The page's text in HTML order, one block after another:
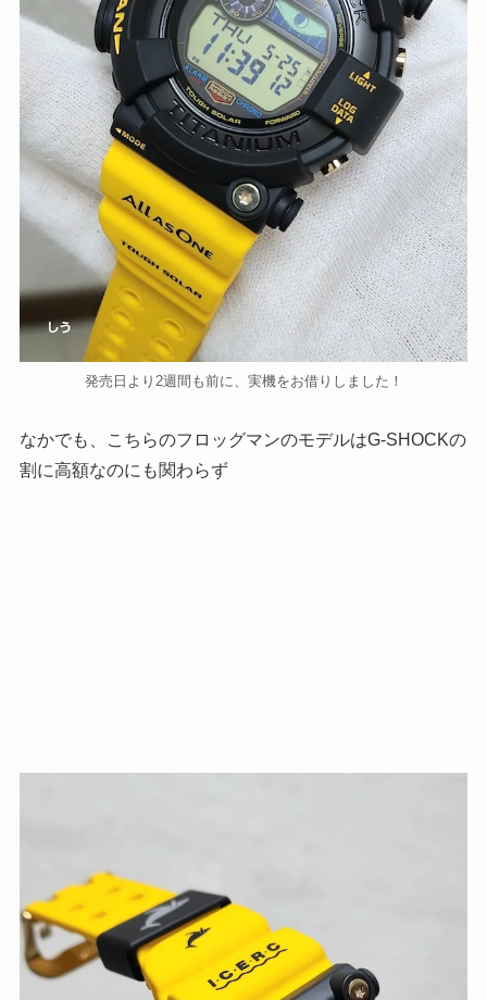
発売日より2週間も前に、実機をお借りしました！
なかでも、こちらのフロッグマンのモデルはG-SHOCKの
割に高額なのにも関わらず